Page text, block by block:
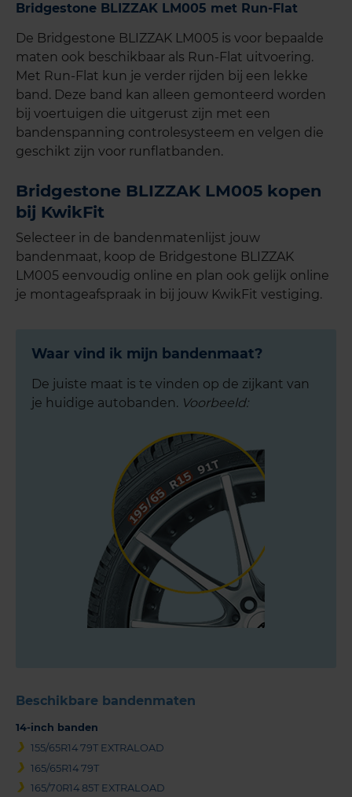
Bridgestone BLIZZAK LM005 met Run-Flat
De Bridgestone BLIZZAK LM005 is voor bepaalde
maten ook beschikbaar als Run-Flat uitvoering.
Met Run-Flat kun je verder rijden bij een lekke
band. Deze band kan alleen gemonteerd worden
bij voertuigen die uitgerust zijn met een
bandenspanning controlesysteem en velgen die
geschikt zijn voor runflatbanden.
Bridgestone BLIZZAK LM005 kopen
bij KwikFit
Selecteer in de bandenmatenlijst jouw
bandenmaat, koop de Bridgestone BLIZZAK
LM005 eenvoudig online en plan ook gelijk online
je montageafspraak in bij jouw KwikFit vestiging.
Waar vind ik mijn bandenmaat?
De juiste maat is te vinden op de zijkant van
je huidige autobanden. Voorbeeld:
Beschikbare bandenmaten
14-inch banden
155/65R14 79T EXTRALOAD
165/65R14 79T
165/70R14 85T EXTRALOAD